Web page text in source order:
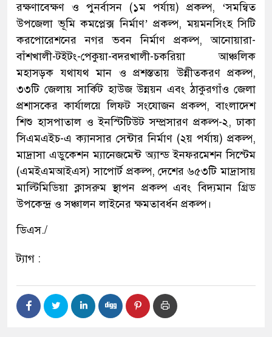
রক্ষণাবেক্ষণ ও পুনর্বাসন (১ম পর্যায়) প্রকল্প, ‘সমন্বিত
উপজেলা ভূমি কমপ্লেক্স নির্মাণ’ প্রকল্প, ময়মনসিংহ সিটি
করপোরেশনের নগর ভবন নির্মাণ প্রকল্প, আনোয়ারা-
বাঁশখালী-টইটং-পেকুয়া-বদরখালী-চকরিয়া আঞ্চলিক
মহাসড়ক যথাযথ মান ও প্রশস্ততায় উন্নীতকরণ প্রকল্প,
৩৩টি জেলায় সার্কিট হাউজ উন্নয়ন এবং ঠাকুরগাঁও জেলা
প্রশাসকের কার্যালয়ে লিফট সংযোজন প্রকল্প, বাংলাদেশ
শিশু হাসপাতাল ও ইনস্টিটিউট সম্প্রসারণ প্রকল্প-২, ঢাকা
সিএমএইচ-এ ক্যানসার সেন্টার নির্মাণ (২য় পর্যায়) প্রকল্প,
মাদ্রাসা এডুকেশন ম্যানেজমেন্ট অ্যান্ড ইনফরমেশন সিস্টেম
(এমইএমআইএস) সাপোর্ট প্রকল্প, দেশের ৬৫৩টি মাদ্রাসায়
মাল্টিমিডিয়া ক্লাসরুম স্থাপন প্রকল্প এবং বিদ্যমান গ্রিড
উপকেন্দ্র ও সঞ্চালন লাইনের ক্ষমতাবর্ধন প্রকল্প।
ডিএস./
ট্যাগ :